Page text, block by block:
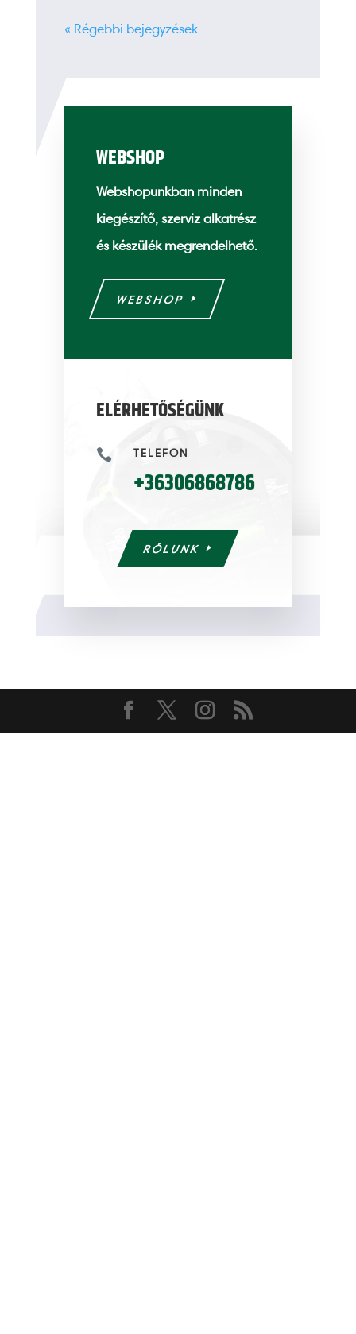
« Régebbi bejegyzések
WEBSHOP
Webshopunkban minden
kiegészítő, szerviz alkatrész
és készülék megrendelhető.
WEBSHOP
ELÉRHETŐSÉGÜNK
 TELEFON
+36306868786
RÓLUNK